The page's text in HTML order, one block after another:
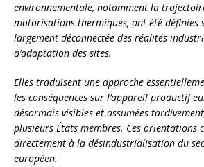
environnementale, notamment la
motorisations thermiques, ont été définies
largement déconnectée des réalités
d’adaptation des sites.
Elles traduisent une approche
les conséquences sur l’appareil productif
désormais visibles et assumées
plusieurs États membres. Ces orientations
directement à la désindustrialisation du
européen.